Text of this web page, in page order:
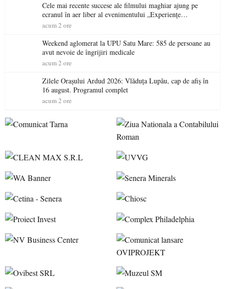
Cele mai recente succese ale filmului maghiar ajung pe
ecranul în aer liber al evenimentului „Experiențe
cinematografice Partium”
acum 2 ore
Weekend aglomerat la UPU Satu Mare: 585 de persoane au
avut nevoie de îngrijiri medicale
acum 2 ore
Zilele Orașului Ardud 2026: Vlăduța Lupău, cap de afiș în
16 august. Programul complet
acum 2 ore